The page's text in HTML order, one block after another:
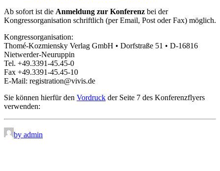
Ab sofort ist die Anmeldung zur Konferenz bei der
Kongressorganisation schriftlich (per Email, Post oder Fax) möglich.
Kongressorganisation:
Thomé-Kozmiensky Verlag GmbH • Dorfstraße 51 • D-16816
Nietwerder-Neuruppin
Tel. +49.3391-45.45-0
Fax +49.3391-45.45-10
E-Mail: registration@vivis.de
Sie können hierfür den Vordruck der Seite 7 des Konferenzflyers
verwenden:
by admin